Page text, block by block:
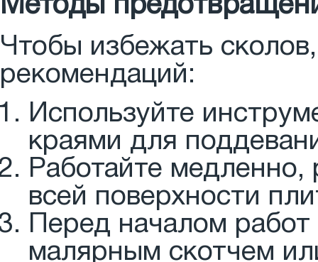
Методы
Чтобы избежать
рекомендаций:
Используйте
краями для
Работайте
всей поверхности
Перед началом
малярным скотчем